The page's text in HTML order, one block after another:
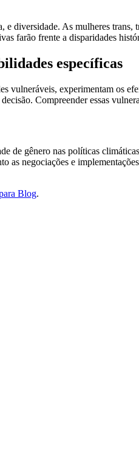
diversidade. As mulheres
farão frente a disparidades
específicas
vulneráveis, experimentam os
Compreender essas
de gênero nas políticas
as negociações e
Blog.